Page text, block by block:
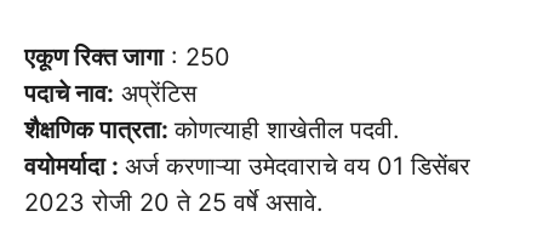
एकूण रिक्त जागा: 250
पदाचे नाव: अप्रेंटिस
शैक्षणिक पात्रता:कोणत्याही शाखेतील पदवी.
वयोमर्यादा : अर्ज करणाऱ्या उमेदवाराचे वय 01 डिसेंबर
2023 रोजी 20 ते 25 वर्षे असावे.